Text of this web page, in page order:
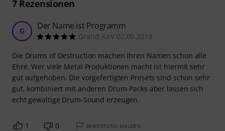
7Rezensionen
G Der Name ist Programm
Grand_KeV 02.09.2019
Die Drums of Destruction machen Ihren Namen schon alle
Ehre. Wer viele Metal Produktionen macht ist hiermit sehr
gut aufgehoben. Die vorgefertigten Presets sind schon sehr
gut, kombiniert mit anderen Drum-Packs aber lassen sich
echt gewaltige Drum-Sound erzeugen.
1 0 BEWERTUNG MELDEN